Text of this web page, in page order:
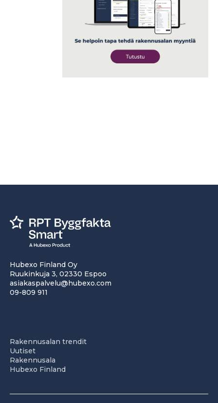
Hubexo Finland Oy
Ruukinkuja 3, 02330 Espoo
asiakaspalvelu@hubexo.com
09-809 911
Rakennusalan trendit
Uutiset
Rakennusala
Hubexo Finland